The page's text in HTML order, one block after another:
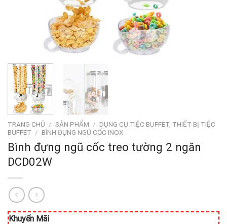
TRANG CHỦ / SẢN PHẨM / DỤNG CỤ TIỆC BUFFET, THIẾT BỊ TIỆC
BUFFET / BÌNH ĐỰNG NGŨ CỐC INOX
Bình đựng ngũ cốc treo tường 2 ngăn
DCD02W
Khuyến Mãi